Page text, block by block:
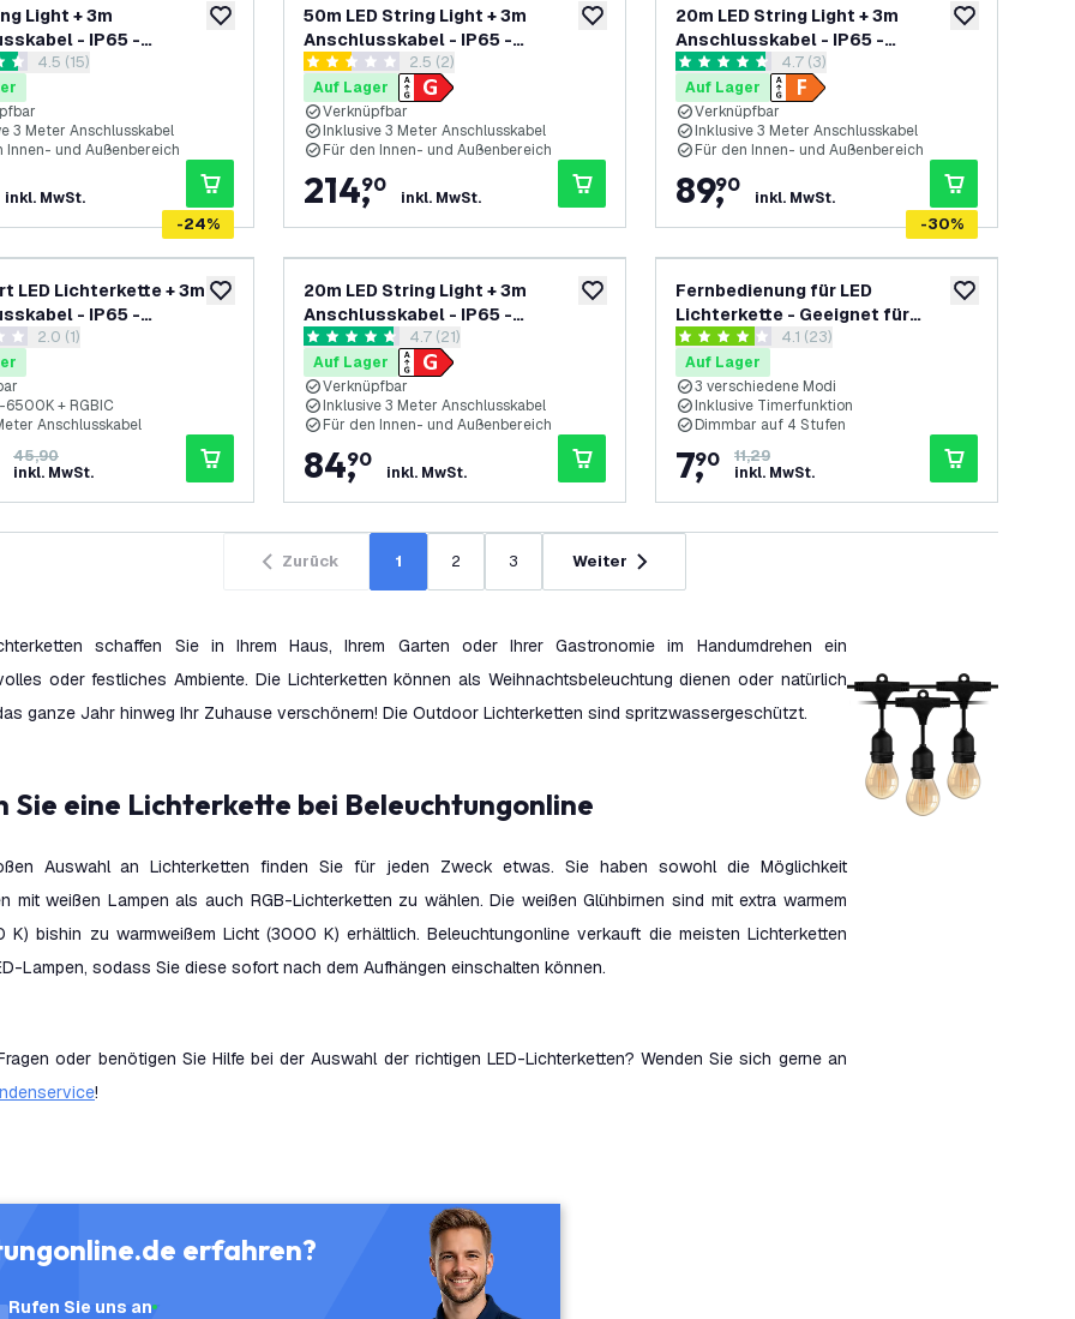
zur Wunschliste hinzufügen
Light + 3m
- IP65 -
- E27-Fassungen
Bewertungsbereich öffnen
4.5 (15)
3 Meter Anschlusskabel
Innen- und Außenbereich
inkl. MwSt.
zur Wunschliste hinzufügen
50m LED String Light + 3m
Anschlusskabel - IP65 -
Verknüpfbar - inkl. 50 LEDs
Bewertungsbereich öffnen
2.5 Bewertungssterne
2.5 (2)
Auf Lager
Verknüpfbar
Inklusive 3 Meter Anschlusskabel
Für den Innen- und Außenbereich
214,
90
inkl. MwSt.
zur
20m LED String Light + 3m
Anschlusskabel - IP65 -
Verknüpfbar - inkl. 20 LEDs
Bewertungsbereich öffnen
4.7 Bewertungssterne
4.7 (3)
Auf Lager
Verknüpfbar
Inklusive 3 Meter Anschlusskabel
Für den Innen- und Außenbereich
89,
90
inkl. MwSt.
zur Wunschliste hinzufügen
-24%
LED Lichterkette + 3m
- IP65 -
- Inkl. 10 LED Lampen
Bewertungsbereich öffnen
2.0 (1)
+ RGBIC
Anschlusskabel
45,90
inkl. MwSt.
zur Wunschliste hinzufügen
20m LED String Light + 3m
Anschlusskabel - IP65 -
Verknüpfbar - inkl. 20 LEDs
Bewertungsbereich öffnen
4.7 Bewertungssterne
4.7 (21)
Auf Lager
Verknüpfbar
Inklusive 3 Meter Anschlusskabel
Für den Innen- und Außenbereich
84,
90
inkl. MwSt.
zur
-30%
Fernbedienung für LED
Lichterkette - Geeignet für
LVO10096 bis LVO10099
Bewertungsbereich öffnen
4.1 Bewertungssterne
4.1 (23)
Auf Lager
3 verschiedene Modi
Inklusive Timerfunktion
Dimmbar auf 4 Stufen
7,
90
11,29
inkl. MwSt.
Zurück 1 2 3 Weiter
schaffen Sie in Ihrem Haus, Ihrem Garten oder Ihrer Gastronomie im Handumdrehen ein
oder festliches Ambiente. Die Lichterketten können als Weihnachtsbeleuchtung dienen oder natürlich
ganze Jahr hinweg Ihr Zuhause verschönern! Die Outdoor Lichterketten sind spritzwassergeschützt.
Sie eine Lichterkette bei Beleuchtungonline
Auswahl an Lichterketten finden Sie für jeden Zweck etwas. Sie haben sowohl die Möglichkeit
mit weißen Lampen als auch RGB-Lichterketten zu wählen. Die weißen Glühbirnen sind mit extra warmem
K) bishin zu warmweißem Licht (3000 K) erhältlich. Beleuchtungonline verkauft die meisten Lichterketten
Lampen, sodass Sie diese sofort nach dem Aufhängen einschalten können.
oder benötigen Sie Hilfe bei der Auswahl der richtigen LED-Lichterketten? Wenden Sie sich gerne an
!
erfahren?
Rufen Sie uns an